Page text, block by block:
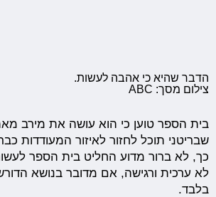
הדבר שהיא כי אהבה לעשות.
צילום מסך: ABC
בית הספר טוען כי הוא עושה את מירב
שבריטני תוכל לחזור לאיזור המעודדות
כך, לא ברור מדוע החליט בית הספר
לא ערכית ורגישה, אם מדובר בנושא
בלבד.